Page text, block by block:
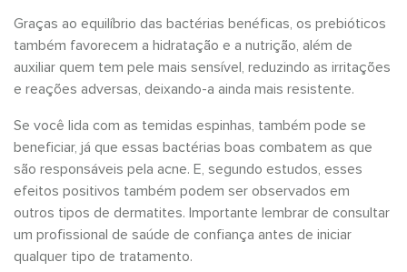
Graças ao equilíbrio das bactérias benéficas, os prebióticos
também favorecem a hidratação e a nutrição, além de
auxiliar quem tem pele mais sensível, reduzindo as irritações
e reações adversas, deixando-a ainda mais resistente.
Se você lida com as temidas espinhas, também pode se
beneficiar, já que essas bactérias boas combatem as que
são responsáveis pela acne. E, segundo estudos, esses
efeitos positivos também podem ser observados em
outros tipos de dermatites. Importante lembrar de consultar
um profissional de saúde de confiança antes de iniciar
qualquer tipo de tratamento.